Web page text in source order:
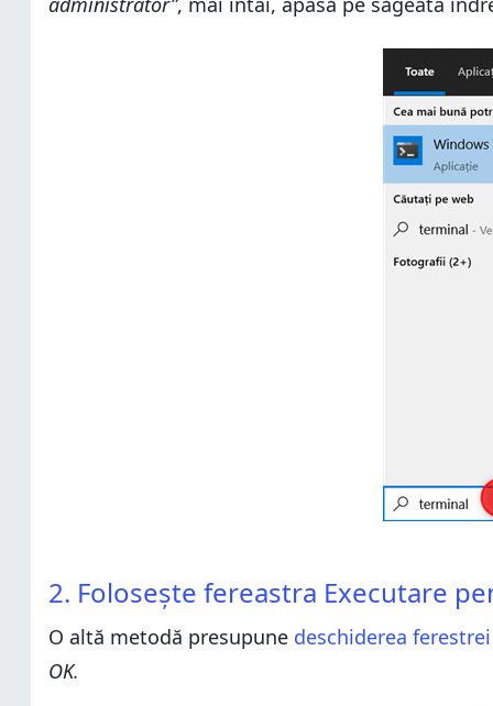
2. Folosește fereastra Executare
O altă metodă presupune deschiderea ferestrei
OK.